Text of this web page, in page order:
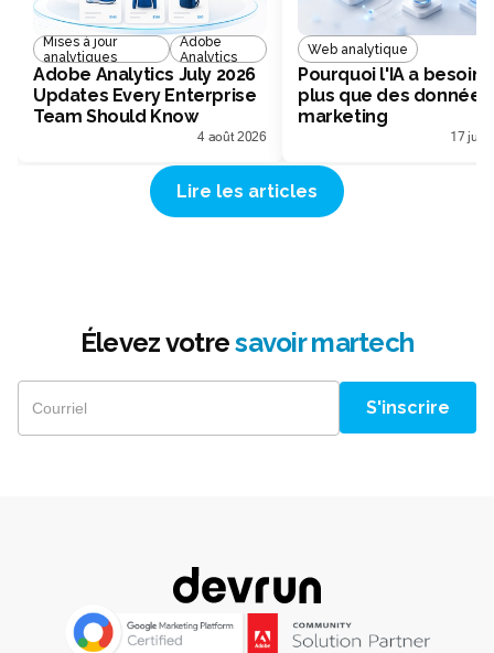
Mises à jour
analytiques
Adobe
Analytics
Adobe Analytics July 2026
Updates Every Enterprise
Team Should Know
4 août 2026
Web analytique
Pourquoi l'IA a besoin
plus que des données
marketing
17
Lire les articles
Élevez votresavoir martech